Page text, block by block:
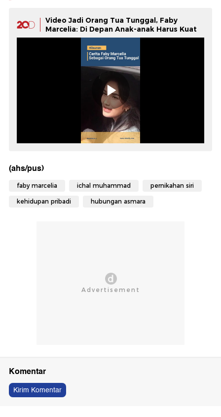
Video Jadi Orang Tua Tunggal, Faby
Marcelia: Di Depan Anak-anak Harus Kuat
(ahs/pus)
faby marcelia ichal muhammad pernikahan siri
kehidupan pribadi hubungan asmara
Komentar
Kirim Komentar